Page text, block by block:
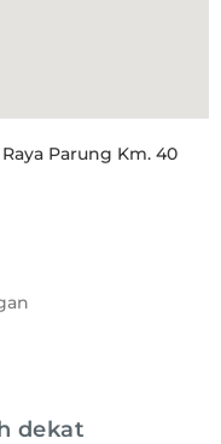
Parung Km. 40
dekat